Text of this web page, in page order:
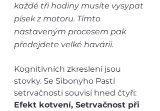
každé tři hodiny musíte vysypat
písek z motoru. Tímto
nastaveným procesem pak
předejdete velké havárii.
Kognitivních zkreslení jsou
stovky. Se Sibonyho Pastí
setrvačnosti souvisí hned čtyři:
Efekt kotvení, Setrvačnost při